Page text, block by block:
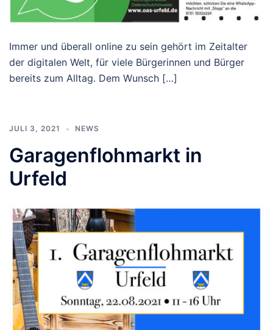
Immer und überall online zu sein gehört im Zeitalter
der digitalen Welt, für viele Bürgerinnen und Bürger
bereits zum Alltag. Dem Wunsch […]
JULI 3, 2021 NEWS
Garagenflohmarkt in
Urfeld